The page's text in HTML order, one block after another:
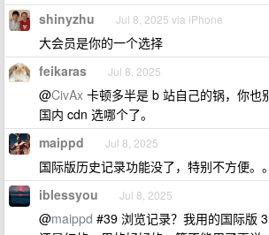
shinyzhu Jul 8, 2025 via iPhone
大会员是你的一个选择
feikaras Jul 8, 2025
@CivAx 卡顿多半是 b 站自己的锅，你也
国内 cdn 选哪个了。
maippd Jul 8, 2025
国际版历史记录功能没了，特别不方便。
iblessyou Jul 8, 2025
@maippd #39 浏览记录？我用的国际版